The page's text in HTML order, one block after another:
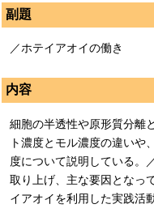
副題
／ホテイアオイの働き
内容
細胞の半透性や原形質分離
ト濃度とモル濃度の違いや
度について説明している。
取り上げ、主な要因となっ
イアオイを利用した実践活